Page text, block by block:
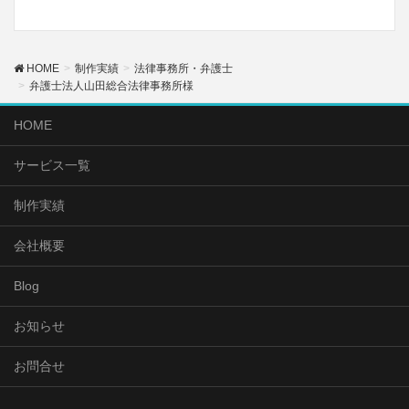
HOME 制作実績
法律事務所・弁護士
弁護士法人山田総合法律事務所様
HOME
サービス一覧
制作実績
会社概要
Blog
お知らせ
お問合せ